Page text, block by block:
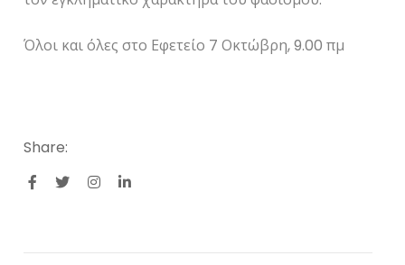
Όλοι και όλες στο Εφετείο 7 Οκτώβρη, 9.00 πμ
Share: